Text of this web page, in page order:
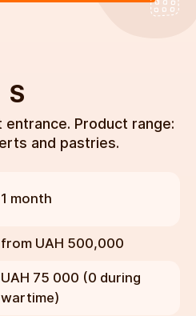
S
Product range:
and pastries.
1 month
from UAH 500,000
UAH 75 000 (0 during
wartime)